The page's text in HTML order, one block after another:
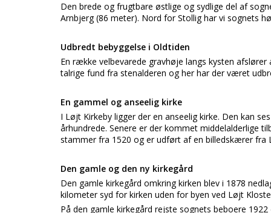
Den brede og frugtbare østlige og sydlige del af
Arnbjerg (86 meter). Nord for Stollig har vi sognets
Udbredt bebyggelse i Oldtiden
En række velbevarede gravhøje langs kysten
talrige fund fra stenalderen og her har der været
En gammel og anseelig kirke
I Løjt Kirkeby ligger der en anseelig kirke. Den kan
århundrede. Senere er der kommet middelalderlige
stammer fra 1520 og er udført af en billedskærer fra
Den gamle og den ny kirkegård
Den gamle kirkegård omkring kirken blev i 1878
kilometer syd for kirken uden for byen ved Løjt
På den gamle kirkegård rejste sognets beboere